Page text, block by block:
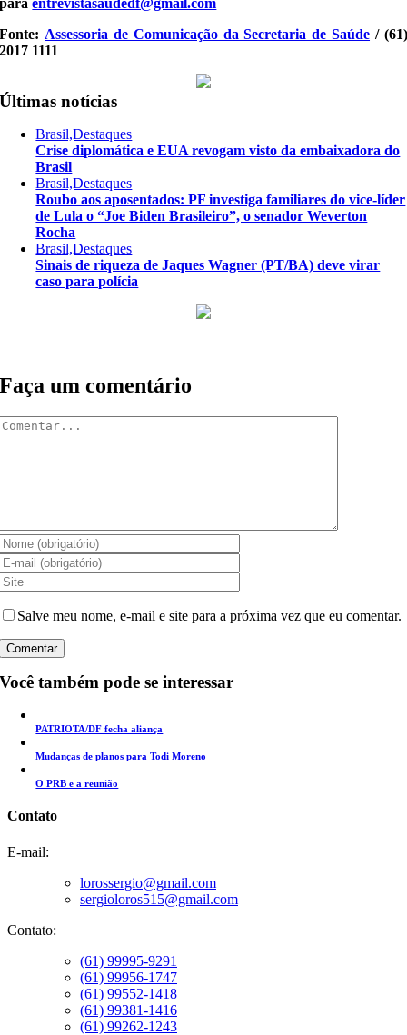
paraentrevistasaudedf@gmail.com
Fonte: Assessoria de Comunicação da Secretaria de Saúde / (61)
2017 1111
Últimas notícias
Brasil,Destaques
Crise diplomática e EUA revogam visto da embaixadora do
Brasil
Brasil,Destaques
Roubo aos aposentados: PF investiga familiares do vice-líder
de Lula o “Joe Biden Brasileiro”, o senador Weverton
Rocha
Brasil,Destaques
Sinais de riqueza de Jaques Wagner (PT/BA) deve virar
caso para polícia
Faça um comentário
Salve meu nome, e-mail e site para a próxima vez que eu comentar.
Você também pode se interessar
PATRIOTA/DF fecha aliança
Mudanças de planos para Todi Moreno
O PRB e a reunião
Contato
E-mail:
lorossergio@gmail.com
sergioloros515@gmail.com
Contato:
(61) 99995-9291
(61) 99956-1747
(61) 99552-1418
(61) 99381-1416
(61) 99262-1243